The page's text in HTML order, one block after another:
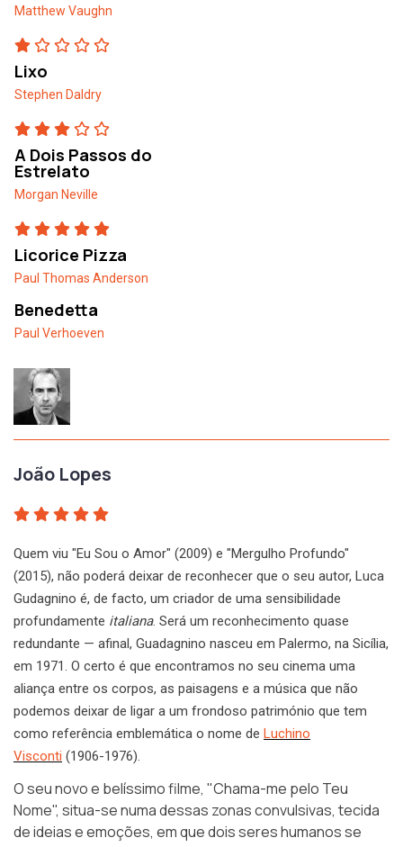
Matthew Vaughn
Lixo
Stephen Daldry
A Dois Passos do
Estrelato
Morgan Neville
Licorice Pizza
Paul Thomas Anderson
Benedetta
Paul Verhoeven
João Lopes
Quem viu "Eu Sou o Amor" (2009) e "Mergulho Profundo"
(2015), não poderá deixar de reconhecer que o seu autor, Luca
Gudagnino é, de facto, um criador de uma sensibilidade
profundamente italiana. Será um reconhecimento quase
redundante — afinal, Guadagnino nasceu em Palermo, na Sicília,
em 1971. O certo é que encontramos no seu cinema uma
aliança entre os corpos, as paisagens e a música que não
podemos deixar de ligar a um frondoso património que tem
como referência emblemática o nome de Luchino
Visconti (1906-1976).
O seu novo e belíssimo filme, "Chama-me pelo Teu
Nome", situa-se numa dessas zonas convulsivas, tecida
de ideias e emoções, em que dois seres humanos se